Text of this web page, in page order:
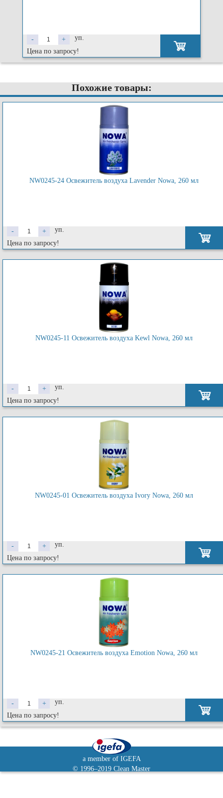
- +
уп.
Цена по запросу!
Похожие товары:
NW0245-24 Освежитель воздуха Lavender Nowa, 260 мл
- +
уп.
Цена по запросу!
NW0245-11 Освежитель воздуха Kewl Nowa, 260 мл
- +
уп.
Цена по запросу!
NW0245-01 Освежитель воздуха Ivory Nowa, 260 мл
- +
уп.
Цена по запросу!
NW0245-21 Освежитель воздуха Emotion Nowa, 260 мл
- +
уп.
Цена по запросу!
a member of IGEFA
© 1996–2019 Clean Master